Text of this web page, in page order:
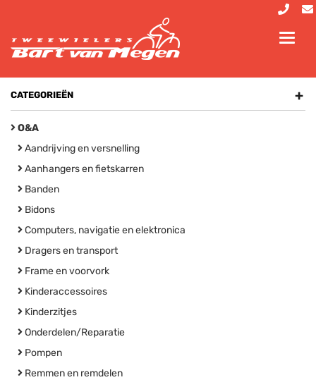
CATEGORIEËN +
O&A
Aandrijving en versnelling
Aanhangers en fietskarren
Banden
Bidons
Computers, navigatie en elektronica
Dragers en transport
Frame en voorvork
Kinderaccessoires
Kinderzitjes
Onderdelen/Reparatie
Pompen
Remmen en remdelen